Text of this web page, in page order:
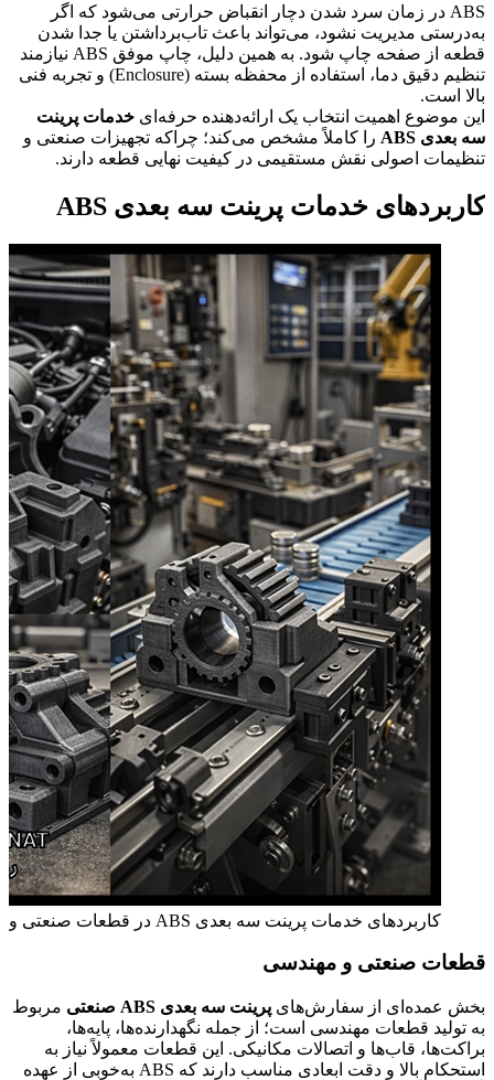
ABS در زمان سرد شدن دچار انقباض حرارتی می‌شود که اگر
به‌درستی مدیریت نشود، می‌تواند باعث تاب‌برداشتن یا جدا شدن
قطعه از صفحه چاپ شود. به همین دلیل، چاپ موفق ABS نیازمند
تنظیم دقیق دما، استفاده از محفظه بسته (Enclosure) و تجربه فنی
بالا است.
این موضوع اهمیت انتخاب یک ارائه‌دهنده حرفه‌ای خدمات پرینت
سه بعدی ABS
را کاملاً مشخص می‌کند؛ چراکه تجهیزات صنعتی و
تنظیمات اصولی نقش مستقیمی در کیفیت نهایی قطعه دارند.
کاربردهای خدمات پرینت سه بعدی ABS
کاربردهای خدمات پرینت سه بعدی ABS در قطعات صنعتی و مهندسی
قطعات صنعتی و مهندسی
بخش عمده‌ای از سفارش‌های پرینت سه بعدی ABS صنعتی
مربوط
به تولید قطعات مهندسی است؛ از جمله نگهدارنده‌ها، پایه‌ها،
براکت‌ها، قاب‌ها و اتصالات مکانیکی. این قطعات معمولاً نیاز به
استحکام بالا و دقت ابعادی مناسب دارند که ABS به‌خوبی از عهده